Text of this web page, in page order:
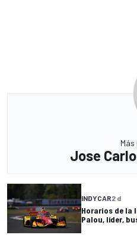
Más
Jose
INDYCAR2 d
Horarios de la
Palou, líder,